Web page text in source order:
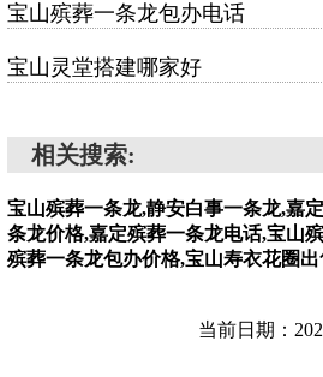
宝山殡葬一条龙包办电话
宝山灵堂搭建哪家好
相关搜索:
宝山殡葬一条龙,静安白事一条龙,嘉
条龙价格,嘉定殡葬一条龙电话,宝山
殡葬一条龙包办价格,宝山寿衣花圈
当前日期：